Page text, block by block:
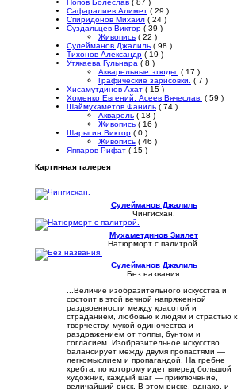
Попов Болеслав ( 87 )
Сафаралиев Алимет ( 29 )
Спиридонов Михаил ( 24 )
Суздальцев Виктор ( 39 )
Живопись ( 22 )
Сулейманов Джалиль ( 98 )
Тихонов Александр ( 19 )
Утякаева Гульнара ( 8 )
Акварельные этюды. ( 17 )
Графические зарисовки. ( 7 )
Хисамутдинов Ахат ( 15 )
Хоменко Евгений. Асеев Вячеслав. ( 59 )
Шаймухаметов Фаниль ( 74 )
Акварель ( 18 )
Живопись ( 16 )
Шарыгин Виктор ( 0 )
Живопись ( 46 )
Яппаров Рифат ( 15 )
Картинная галерея
Сулейманов Джалиль
Чингисхан.
Мухаметдинов Зиялет
Натюрморт с палитрой.
Сулейманов Джалиль
Без названия.
...Величие изобразительного искусства и
состоит в этой вечной напряженной
раздвоенности между красотой и
страданием, любовью к людям и страстью к
творчеству, мукой одиночества и
раздражением от толпы, бунтом и
согласием. Изобразительное искусство
балансирует между двумя пропастями —
легкомыслием и пропагандой. На гребне
хребта, по которому идет вперед большой
художник, каждый шаг — приключение,
величайший риск. В этом риске, однако, и